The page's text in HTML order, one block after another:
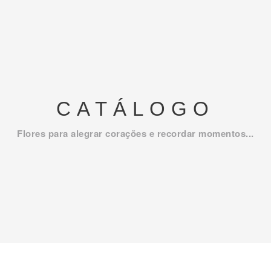
CATÁLOGO
Flores para alegrar corações e recordar momentos...